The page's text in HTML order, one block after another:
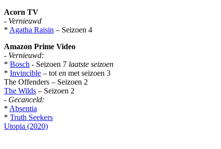
Acorn TV
- Vernieuwd
* Agatha Raisin – Seizoen 4
Amazon Prime Video
- Vernieuwd:
* Bosch - Seizoen 7 laatste seizoen
* Invincible – tot en met seizoen 3
The Offenders – Seizoen 2
The Wilds – Seizoen 2
- Gecanceld:
* Absentia
* Truth Seekers
Utopia (2020)